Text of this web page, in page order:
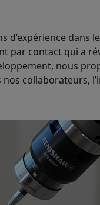
d’expérience dans
par contact qui a
nous
collaborateurs,